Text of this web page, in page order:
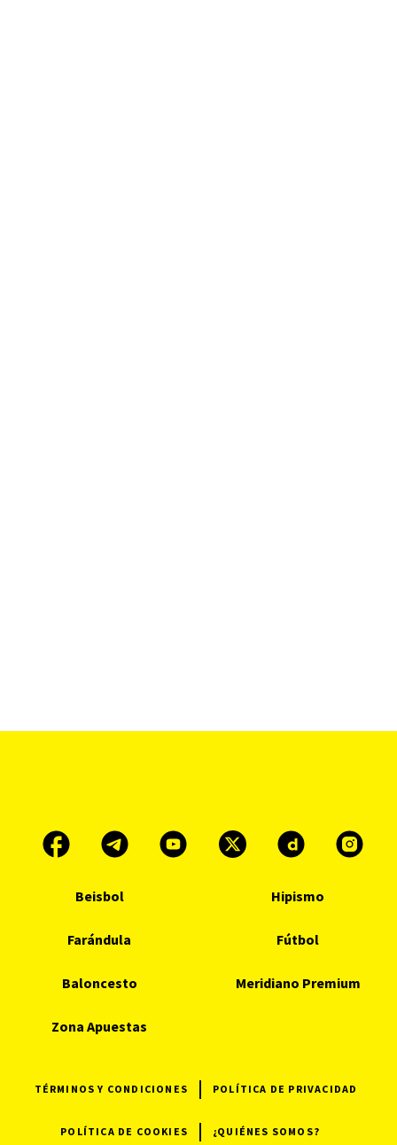
Beisbol Hipismo
Farándula Fútbol
Baloncesto Meridiano Premium
Zona Apuestas
TÉRMINOS Y CONDICIONES POLÍTICA DE PRIVACIDAD
POLÍTICA DE COOKIES ¿QUIÉNES SOMOS?